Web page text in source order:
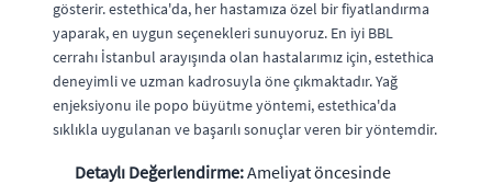
gösterir. estethica'da, her hastamıza özel bir fiyatlandırma
yaparak, en uygun seçenekleri sunuyoruz. En iyi BBL
cerrahı İstanbul arayışında olan hastalarımız için, estethica
deneyimli ve uzman kadrosuyla öne çıkmaktadır. Yağ
enjeksiyonu ile popo büyütme yöntemi, estethica'da
sıklıkla uygulanan ve başarılı sonuçlar veren bir yöntemdir.
Detaylı Değerlendirme:Ameliyat öncesinde